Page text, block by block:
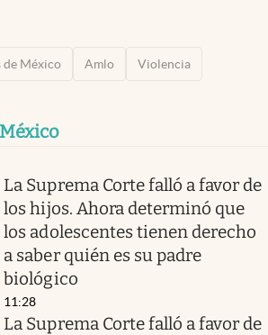
de México Amlo Violencia
México
La Suprema Corte falló a favor de
los hijos. Ahora determinó que
los adolescentes tienen derecho
a saber quién es su padre
biológico
11:28
La Suprema Corte falló a favor de